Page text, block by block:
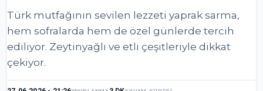
Türk mutfağının sevilen lezzeti yaprak sarma,
hem sofralarda hem de özel günlerde tercih
ediliyor. Zeytinyağlı ve etli çeşitleriyle dikkat
çekiyor.